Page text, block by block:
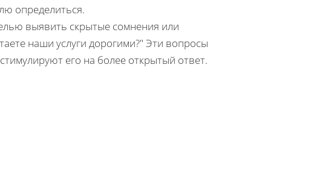
определиться.
выявить скрытые сомнения или
наши услуги дорогими?" Эти вопросы
его на более открытый ответ.